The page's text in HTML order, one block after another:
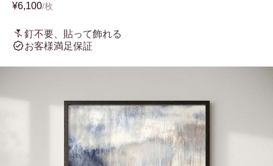
¥6,100/枚
釘不要、貼って飾れる
お客様満足保証